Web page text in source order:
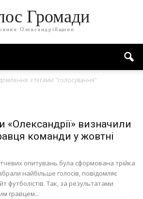
Громади
Олександрійщини
з тегами "голосування"
«Олександрії» визначили
команди у жовтні
опитувань була сформована трійка
найбільше голосів, повідомляє
футболістів. Так, за результатами
гравцем...